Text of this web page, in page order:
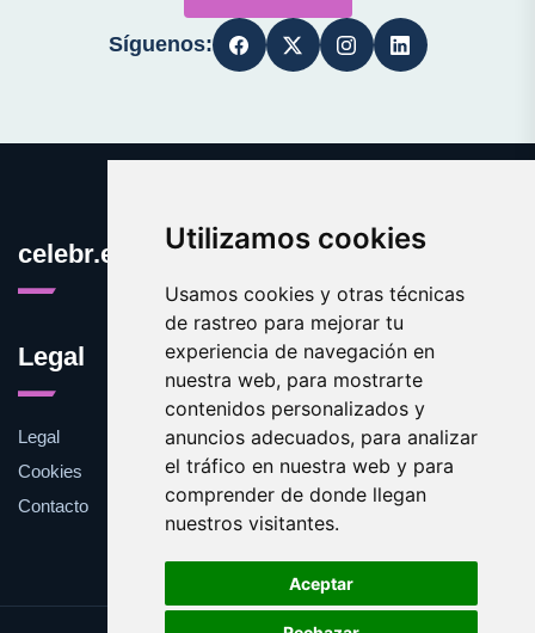
Utilizamos cookies
Usamos cookies y otras técnicas
de rastreo para mejorar tu
experiencia de navegación en
nuestra web, para mostrarte
contenidos personalizados y
anuncios adecuados, para analizar
el tráfico en nuestra web y para
comprender de donde llegan
nuestros visitantes.
Aceptar
Síguenos:
celebr.es
Legal
Legal
Cookies
Contacto